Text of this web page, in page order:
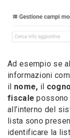
Ad esempio se
informazioni
il nome, il
fiscalepossono
all’interno del
lista sono
identificare la